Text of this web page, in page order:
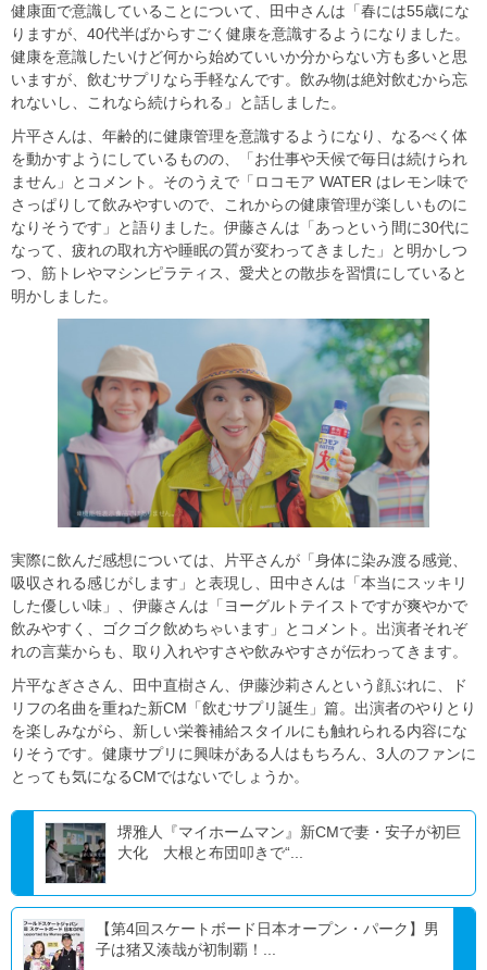
健康面で意識していることについて、田中さんは「春には55歳にな
りますが、40代半ばからすごく健康を意識するようになりました。
健康を意識したいけど何から始めていいか分からない方も多いと思
いますが、飲むサプリなら手軽なんです。飲み物は絶対飲むから忘
れないし、これなら続けられる」と話しました。
片平さんは、年齢的に健康管理を意識するようになり、なるべく体
を動かすようにしているものの、「お仕事や天候で毎日は続けられ
ません」とコメント。そのうえで「ロコモア WATER はレモン味で
さっぱりして飲みやすいので、これからの健康管理が楽しいものに
なりそうです」と語りました。伊藤さんは「あっという間に30代に
なって、疲れの取れ方や睡眠の質が変わってきました」と明かしつ
つ、筋トレやマシンピラティス、愛犬との散歩を習慣にしていると
明かしました。
実際に飲んだ感想については、片平さんが「身体に染み渡る感覚、
吸収される感じがします」と表現し、田中さんは「本当にスッキリ
した優しい味」、伊藤さんは「ヨーグルトテイストですが爽やかで
飲みやすく、ゴクゴク飲めちゃいます」とコメント。出演者それぞ
れの言葉からも、取り入れやすさや飲みやすさが伝わってきます。
片平なぎささん、田中直樹さん、伊藤沙莉さんという顔ぶれに、ド
リフの名曲を重ねた新CM「飲むサプリ誕生」篇。出演者のやりとり
を楽しみながら、新しい栄養補給スタイルにも触れられる内容にな
りそうです。健康サプリに興味がある人はもちろん、3人のファンに
とっても気になるCMではないでしょうか。
堺雅人『マイホームマン』新CMで妻・安子が初巨
大化 大根と布団叩きで“...
【第4回スケートボード日本オープン・パーク】男
子は猪又湊哉が初制覇！...